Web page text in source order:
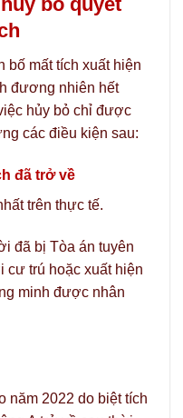
bố mất tích xuất hiện
đương nhiên hết
hủy bỏ chỉ được
các điều kiện sau:
đã trở về
trên thực tế.
đã bị Tòa án tuyên
cư trú hoặc xuất hiện
minh được nhân
năm 2022 do biệt tích